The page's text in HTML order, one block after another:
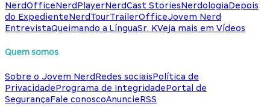
NerdOfficeNerdPlayerNerdCast StoriesNerdologiaDepois
do ExpedienteNerdTourTrailerOfficeJovem Nerd
EntrevistaQueimando a LínguaSr. KVeja mais em Vídeos
Quem somos
Sobre o Jovem NerdRedes sociaisPolítica de
PrivacidadePrograma de IntegridadePortal de
SegurançaFale conoscoAnuncieRSS